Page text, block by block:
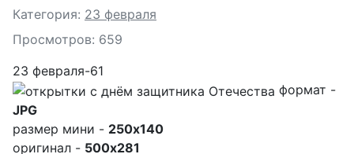
Подробности
Категория: 23 февраля
Просмотров: 659
23 февраля-61
формат -
JPG
размер мини - 250x140
оригинал - 500x281